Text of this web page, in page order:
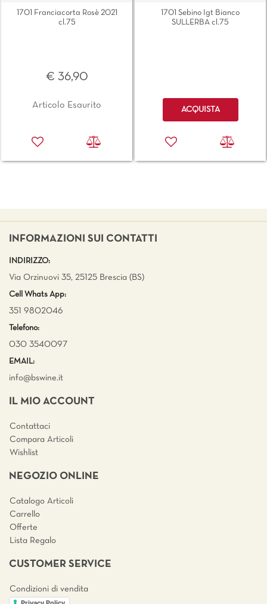
1701 Franciacorta Rosè 2021
cl.75
€ 36,90
Articolo Esaurito
1701 Sebino Igt Bianco
SULLERBA cl.75
Quantità
ACQUISTA
INFORMAZIONI SUI CONTATTI
INDIRIZZO:
Via Orzinuovi 35, 25125 Brescia (BS)
Cell Whats App:
351 9802046
Telefono:
030 3540097
EMAIL:
info@bswine.it
IL MIO ACCOUNT
Contattaci
Compara Articoli
Wishlist
NEGOZIO ONLINE
Catalogo Articoli
Carrello
Offerte
Lista Regalo
CUSTOMER SERVICE
Condizioni di vendita